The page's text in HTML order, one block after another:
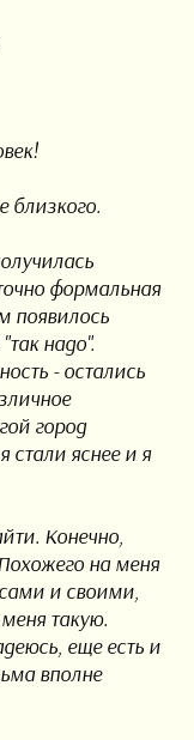
близкого.
формальная
появилось
надо".
- остались
город
стали яснее и я
Конечно,
на меня
и своими,
такую.
еще есть и
вполне